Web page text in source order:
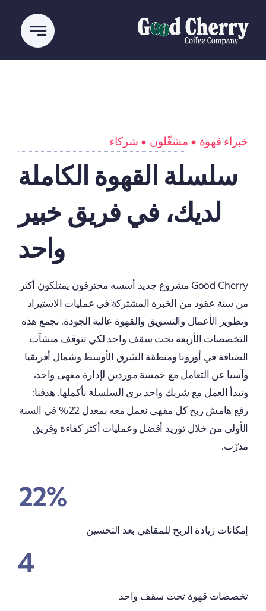
content
خبراء قهوة • مشغّلون • شركاء
سلسلة القهوة الكاملة
لديك، في فريق خبير
واحد
Good Cherry مشروع جديد أسسه محترفون يمتلكون أكثر
من ستة عقود من الخبرة المشتركة في عمليات الاستيراد
وتطوير الأعمال والتسويق والقهوة عالية الجودة. نجمع هذه
التخصصات الأربعة تحت سقف واحد لكي تتوقف منشآت
الضيافة في أوروبا ومنطقة الشرق الأوسط وشمال أفريقيا
وآسيا عن التعامل مع خمسة موردين لإدارة مقهى واحد،
وتبدأ العمل مع شريك واحد يرى السلسلة بأكملها. هدفنا:
رفع هامش ربح كل مقهى نعمل معه بمعدل 22% في السنة
الأولى من خلال توريد أفضل وعمليات أكثر كفاءة وفريق
مدرّب.
22%
إمكانات زيادة الربح للمقاهي بعد التحسين
4
تخصصات قهوة تحت سقف واحد